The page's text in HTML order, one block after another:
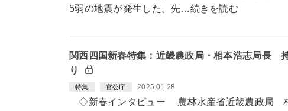
5弱の地震が発生した。先…続きを読む
関西四国新春特集：近畿農政局・相本浩志局長
り
特集 官公庁 2025.01.28
◇新春インタビュー 農林水産省近畿農政局